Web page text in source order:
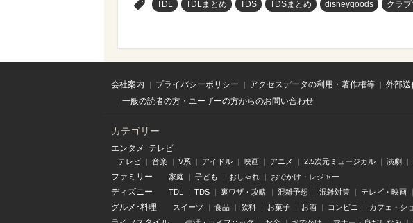
TDL TDLまとめ TDS TDSまとめ disneygoods クラ
会社案内 プライバシーポリシー アクセスデータの利用・著作権等 外部送
一般の読者の方・ユーザーの方からのお問い合わせ
カテゴリー
エンタメ･テレビ
テレビ 音楽 V系 アイドル 映画 アニメ 2.5次元ミュージカル 演劇
ファミリー 家庭 子ども おしゃれ おでかけ・レジャー
ディズニー TDL TDS 裏ワザ・攻略 混雑予想 混雑対策 テレビ・映画
グルメ･料理 スイーツ 食品 飲料 お菓子 お酒 コンビニ カフェ・シ